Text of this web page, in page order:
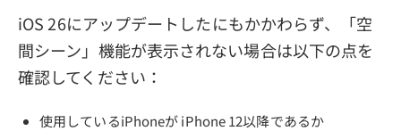
iOS 26にアップデートしたにもかかわらず、「空
間シーン」機能が表示されない場合は以下の点を
確認してください：
使用しているiPhoneが iPhone 12以降であるか